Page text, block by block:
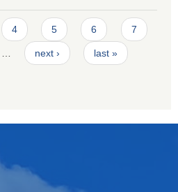
4 5 6 7
… next › last »